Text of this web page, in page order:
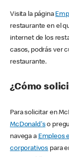
Visita la página
restaurante en el
internet de los
casos, podrás ver
restaurante.
¿Cómo
Para solicitar en
McDonald'so
navega a Empleos
corporativos para